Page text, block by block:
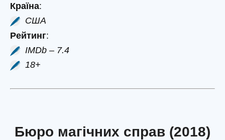
Країна:
США
Рейтинг:
IMDb – 7.4
18+
Бюро магічних справ (2018)